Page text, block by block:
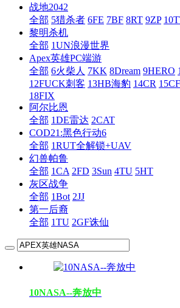
战地2042
全部 5猎杀者 6FE 7BF 8RT 9ZP
黎明杀机
全部 1UN浪漫世界
Apex英雄PC端游
全部 6火柴人 7KK 8Dream 9HERO
12FUCK刺客 13HB海豹 14CR
18FIX
阿尔比恩
全部 1DE雷达 2CAT
COD21:黑色行动6
全部 1RUT全解锁+UAV
幻兽帕鲁
全部 1CA 2FD 3Sun 4TU 5HT
灰区战争
全部 1Bot 2JJ
第一后裔
全部 1TU 2GF诛仙
10NASA--奔放中